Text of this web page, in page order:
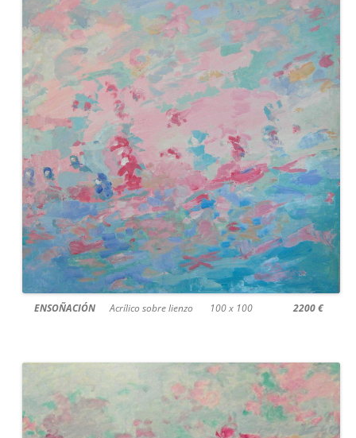
ENSOÑACIÓN Acrílico sobre lienzo 100 x 100 2200 €